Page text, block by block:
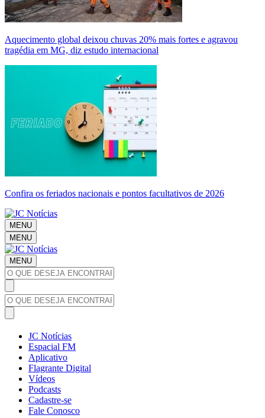
Aquecimento global deixou chuvas 20% mais fortes e agravou
tragédia em MG, diz estudo internacional
Confira os feriados nacionais e pontos facultativos de 2026
MENU
MENU
MENU
JC Notícias
Espacial FM
Aplicativo
Flagrante Digital
Vídeos
Podcasts
Cadastre-se
Fale Conosco